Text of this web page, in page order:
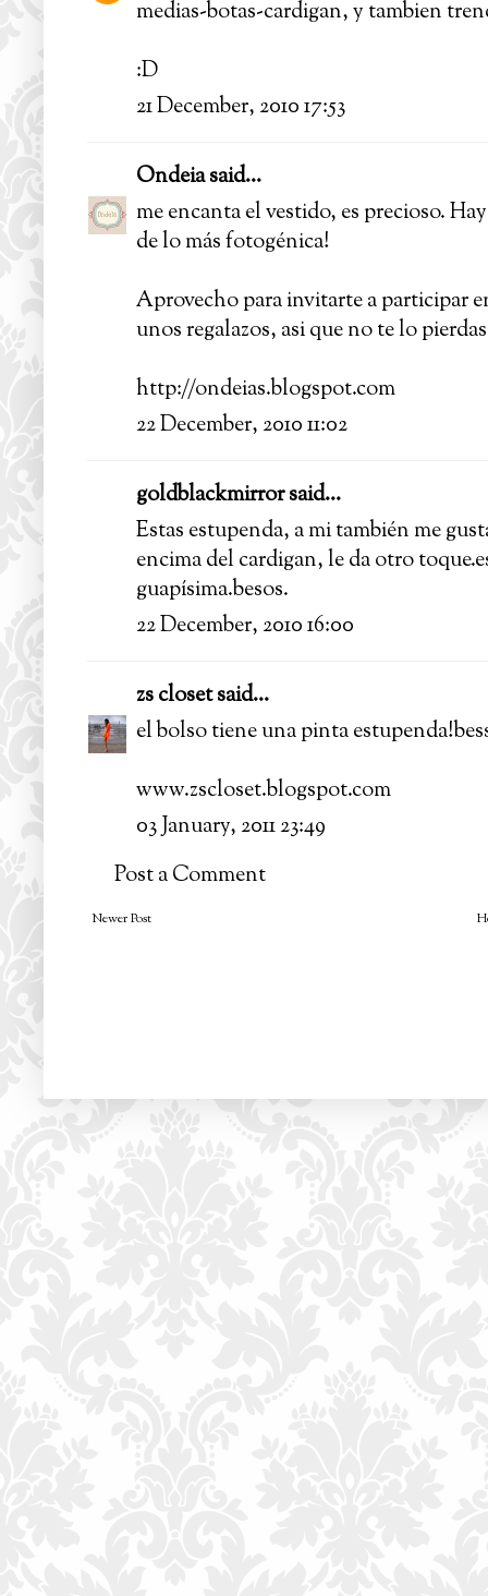
medias-botas-cardigan, y tambien
:D
21 December, 2010 17:53
Ondeiasaid...
me encanta el vestido, es precioso.
de lo más fotogénica!
Aprovecho para invitarte a participar
unos regalazos, asi que no te lo
http://ondeias.blogspot.com
22 December, 2010 11:02
goldblackmirrorsaid...
Estas estupenda, a mi también me
encima del cardigan, le da otro
guapísima.besos.
22 December, 2010 16:00
zs closetsaid...
el bolso tiene una pinta
www.zscloset.blogspot.com
03 January, 2011 23:49
Post a Comment
Newer Post